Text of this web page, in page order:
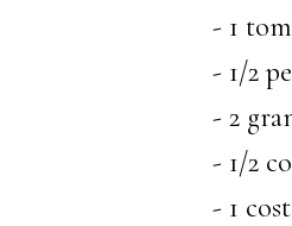
- 1
- 1/2
- 2
- 1/2
- 1